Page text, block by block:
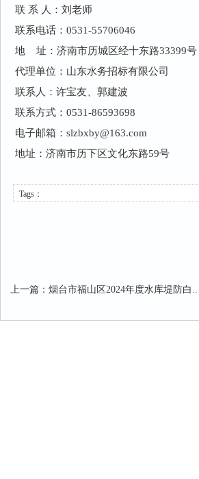
联 系 人：刘老师
联系电话：0531-55706046
地 址：济南市历城区经十东路33399号
代理单位：山东水务招标有限公司
联系人：许宝友、郭建波
联系方式：0531-86593698
电子邮箱： slzbxby@163.com
地址：济南市历下区文化东路59号
Tags：
上一篇 ： 烟台市福山区2024年度水库堤防白..